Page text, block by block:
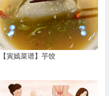
【寅嫣菜谱】芋饺